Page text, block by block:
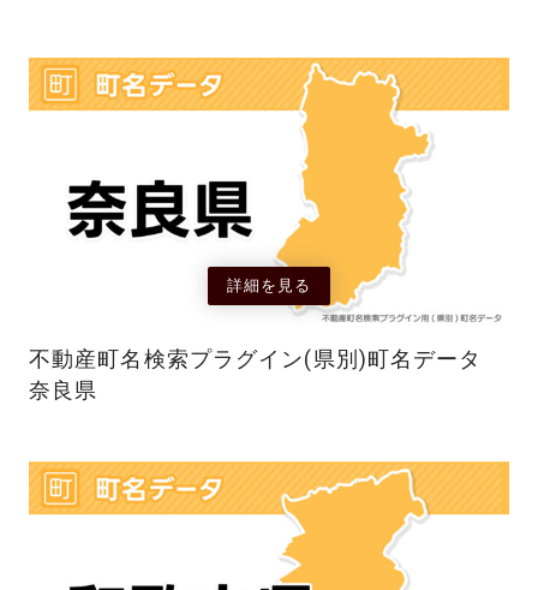
詳細を見る
不動産町名検索プラグイン(県別)町名データ
奈良県